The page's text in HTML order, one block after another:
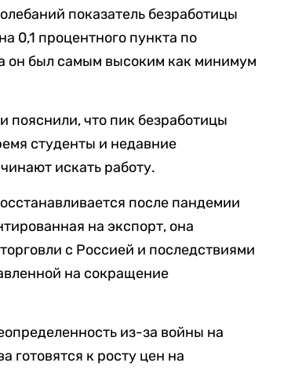
показатель безработицы
0,1 процентного пункта по
он был самым высоким как минимум
пояснили, что пик безработицы
студенты и недавние
искать работу.
после пандемии
на экспорт, она
с Россией и последствиями
на сокращение
из-за войны на
готовятся к росту цен на